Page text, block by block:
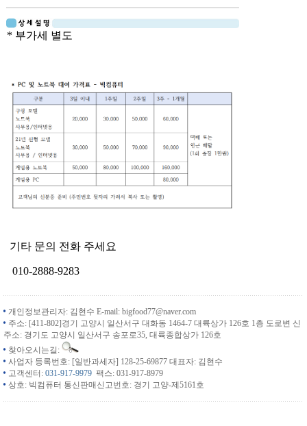
* 부가세 별도
기타 문의 전화 주세요
010-2888-9283
개인정보관리자: 김현수 E-mail: bigfood77@naver.com
주소: [411-802]경기 고양시 일산서구 대화동 1464-7 대륙상가 126호 1층 도로변 신
주소: 경기도 고양시 일산서구 송포로35, 대륙종합상가 126호
찾아오시는길:
사업자 등록번호: [일반과세자] 128-25-69877 대표자: 김현수
고객센터: 031-917-9979 팩스: 031-917-8979
상호: 빅컴퓨터 통신판매신고번호: 경기 고양-제5161호